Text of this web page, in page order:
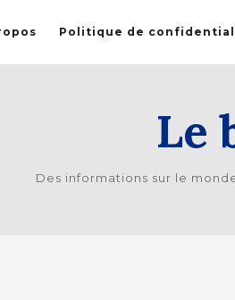
Politique de
Le
Des informations sur le